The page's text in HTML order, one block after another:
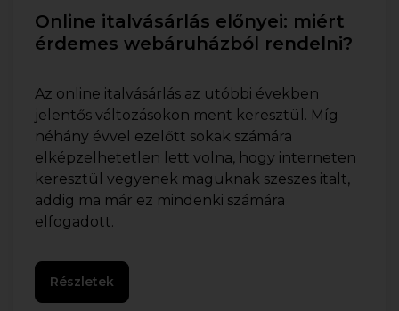
Online italvásárlás előnyei: miért
érdemes webáruházból rendelni?
Az online italvásárlás az utóbbi években
jelentős változásokon ment keresztül. Míg
néhány évvel ezelőtt sokak számára
elképzelhetetlen lett volna, hogy interneten
keresztül vegyenek maguknak szeszes italt,
addig ma már ez mindenki számára
elfogadott.
Részletek